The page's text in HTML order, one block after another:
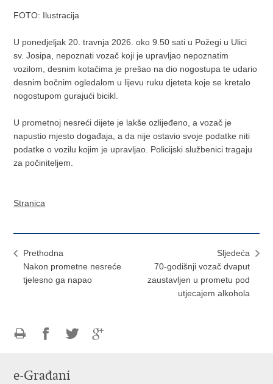
FOTO: Ilustracija
U ponedjeljak 20. travnja 2026. oko 9.50 sati u Požegi u Ulici
sv. Josipa, nepoznati vozač koji je upravljao nepoznatim
vozilom, desnim kotačima je prešao na dio nogostupa te udario
desnim bočnim ogledalom u lijevu ruku djeteta koje se kretalo
nogostupom gurajući bicikl.
U prometnoj nesreći dijete je lakše ozlijeđeno, a vozač je
napustio mjesto događaja, a da nije ostavio svoje podatke niti
podatke o vozilu kojim je upravljao. Policijski službenici tragaju
za počiniteljem.
Stranica
Prethodna
Nakon prometne nesreće
tjelesno ga napao
Sljedeća
70-godišnji vozač dvaput
zaustavljen u prometu pod
utjecajem alkohola
FacebookuTwitteru
e-Građani